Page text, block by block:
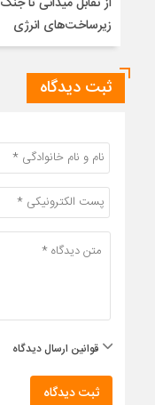
زیرساخت‌های انرژی
ثبت دیدگاه
قوانین ارسال دیدگاه
ثبت دیدگاه